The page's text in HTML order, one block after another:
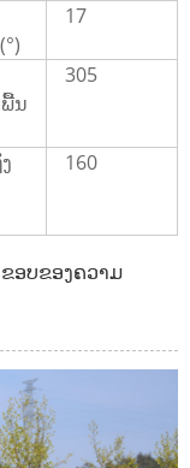
17
ນ
305
160
ອບຂອງຄວາມ